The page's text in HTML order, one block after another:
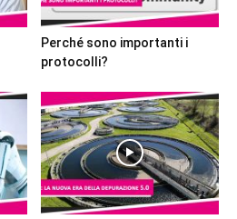
Perché sono importanti i
protocolli?